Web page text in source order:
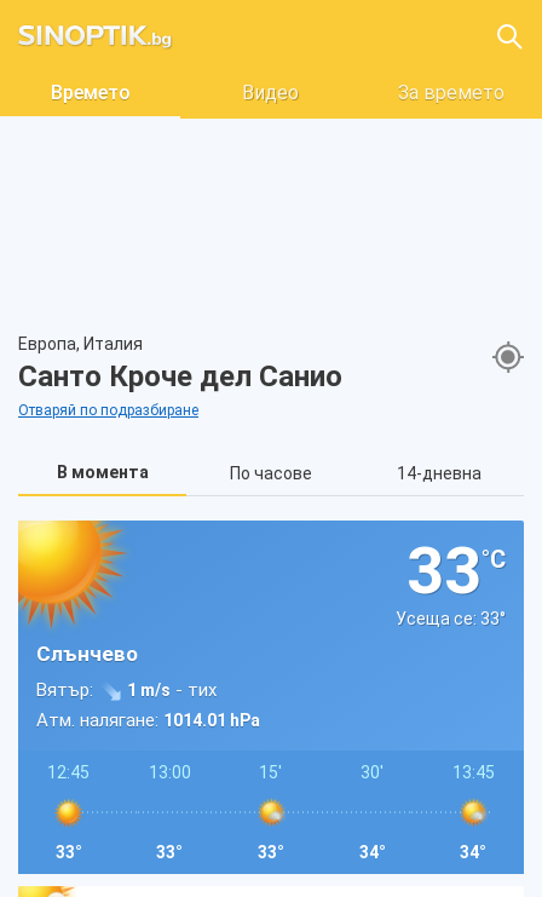
Времето Видео За времето
Европа, Италия
Санто Кроче дел Санио
Отваряй по подразбиране
В момента По часове 14-дневна
33°C
Усеща се: 33°
Слънчево
Вятър: 1 m/s - тих
Атм. налягане: 1014.01 hPa
12:45
33°
13:00
33°
15'
33°
30'
34°
13:45
34°